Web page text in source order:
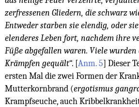
zerfressenen Gliedern, die schwarz
Entweder starben sie elendig, oder
elenderes Leben fort, nachdem ihre
Füße abgefallen waren. Viele
Krämpfen gequält“. [Anm. 5] Dieser
ersten Mal die zwei Formen der
Mutterkornbrand (ergotismus
Krampfseuche, auch